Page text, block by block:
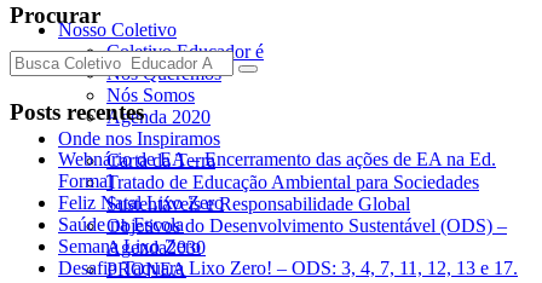
Nosso Coletivo
Coletivo Educador é
Nós Queremos
Nós Somos
Agenda 2020
Onde nos Inspiramos
Carta da Terra
Tratado de Educação Ambiental para Sociedades
Sustentáveis e Responsabilidade Global
Objetivos do Desenvolvimento Sustentável (ODS) –
Agenda2030
PRONEA
Procurar
Posts recentes
Webnário de EA – Encerramento das ações de EA na Ed.
Formal
Feliz Natal Lixo Zero
Saúde na Escola
Semana Lixo Zero
Desafio Taquara Lixo Zero! – ODS: 3, 4, 7, 11, 12, 13 e 17.